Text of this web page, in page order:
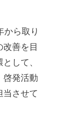
から取り
善を目
して、
啓発活動
当させて